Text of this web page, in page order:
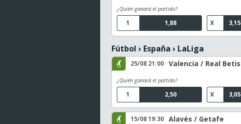
¿Quién ganará el partido?
1,88
1 3,15
X
Fútbol › España › LaLiga
25/08 21:00 Valencia / Real Betis
¿Quién ganará el partido?
2,50
1 3,05
X
15/08 19:30 Alavés / Getafe